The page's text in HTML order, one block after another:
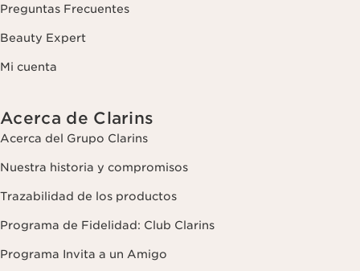
Preguntas Frecuentes
Beauty Expert
Mi cuenta
Acerca de Clarins
Acerca del Grupo Clarins
Nuestra historia y compromisos
Trazabilidad de los productos
Programa de Fidelidad: Club Clarins
Programa Invita a un Amigo